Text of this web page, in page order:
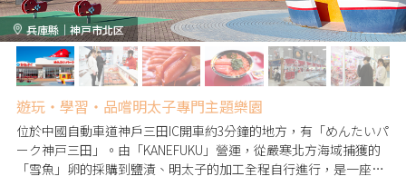
兵庫縣｜神戸市北区
遊玩・學習・品嚐明太子專門主題樂園
位於中國自動車道神戶三田IC開車約3分鐘的地方，有「めんたいパ
ーク神戸三田」。由「KANEFUKU」營運，從嚴寒北方海域捕獲的
「雪魚」卵的採購到鹽漬、明太子的加工全程自行進行，是一座從